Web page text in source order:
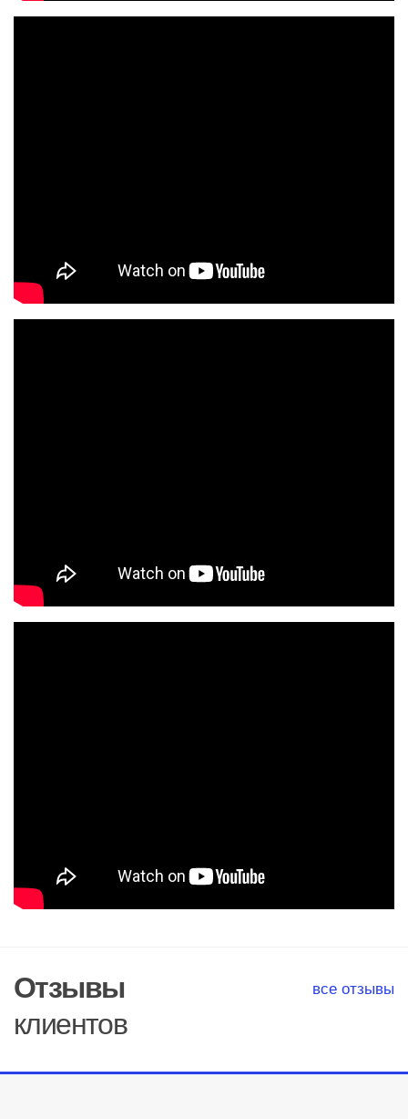
Отзывы
клиентов
все отзывы